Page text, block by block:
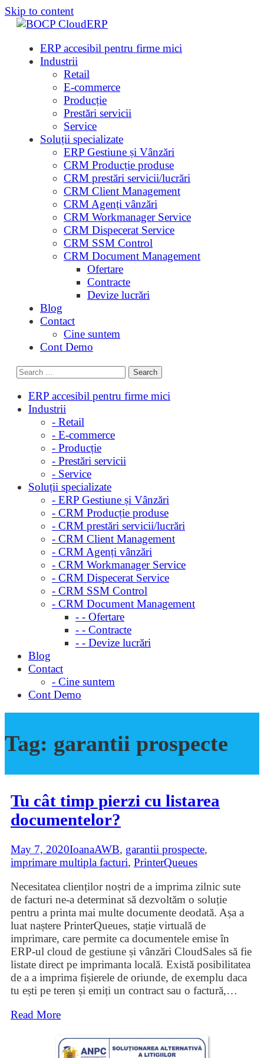
Skip to content
ERP accesibil pentru firme mici
Industrii
Retail
E-commerce
Producție
Prestări servicii
Service
Soluții specializate
ERP Gestiune și Vânzări
CRM Producție produse
CRM prestări servicii/lucrări
CRM Client Management
CRM Agenți vânzări
CRM Workmanager Service
CRM Dispecerat Service
CRM SSM Control
CRM Document Management
Ofertare
Contracte
Devize lucrări
Blog
Contact
Cine suntem
Cont Demo
ERP accesibil pentru firme mici
Industrii
- Retail
- E-commerce
- Producție
- Prestări servicii
- Service
Soluții specializate
- ERP Gestiune și Vânzări
- CRM Producție produse
- CRM prestări servicii/lucrări
- CRM Client Management
- CRM Agenți vânzări
- CRM Workmanager Service
- CRM Dispecerat Service
- CRM SSM Control
- CRM Document Management
- - Ofertare
- - Contracte
- - Devize lucrări
Blog
Contact
- Cine suntem
Cont Demo
Tag: garantii prospecte
Tu cât timp pierzi cu listarea
documentelor?
May 7, 2020IoanaAWB, garantii prospecte,
imprimare multipla facturi, PrinterQueues
Necesitatea clienților noștri de a imprima zilnic sute
de facturi ne-a determinat să dezvoltăm o soluție
pentru a printa mai multe documente deodată. Așa a
luat naștere PrinterQueues, stație virtuală de
imprimare, care permite ca documentele emise în
ERP-ul cloud de gestiune și vânzări CloudSales să fie
listate direct pe imprimanta locală. Există posibilitatea
de a a imprima fișierele de oriunde, de exemplu daca
tu ești pe teren și emiți un contract sau o factură,…
Read More